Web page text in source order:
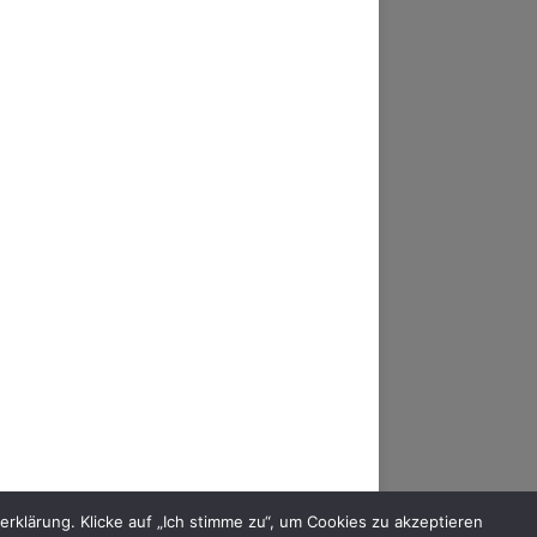
FACEBOOK YOUTUBE MIXCLOUD
Klicke auf „Ich stimme zu“, um Cookies zu akzeptieren